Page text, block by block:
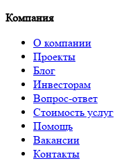
Компания
О компании
Проекты
Блог
Инвесторам
Вопрос-ответ
Стоимость услуг
Помощь
Вакансии
Контакты